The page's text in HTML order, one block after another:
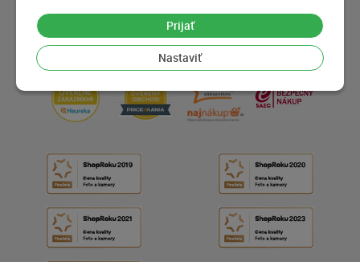
Prijať
Nastaviť